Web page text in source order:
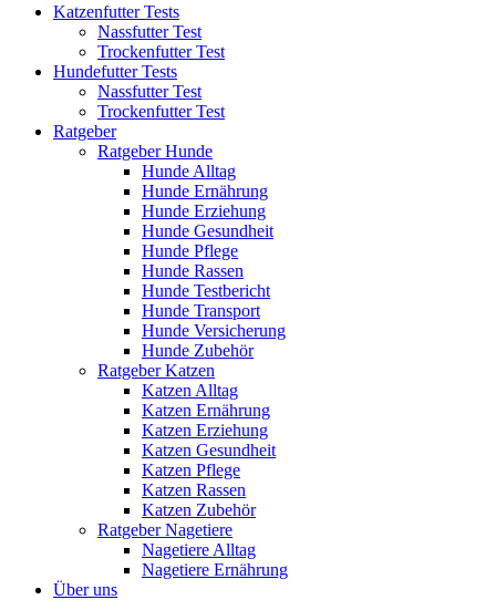
Katzenfutter Tests
Nassfutter Test
Trockenfutter Test
Hundefutter Tests
Nassfutter Test
Trockenfutter Test
Ratgeber
Ratgeber Hunde
Hunde Alltag
Hunde Ernährung
Hunde Erziehung
Hunde Gesundheit
Hunde Pflege
Hunde Rassen
Hunde Testbericht
Hunde Transport
Hunde Versicherung
Hunde Zubehör
Ratgeber Katzen
Katzen Alltag
Katzen Ernährung
Katzen Erziehung
Katzen Gesundheit
Katzen Pflege
Katzen Rassen
Katzen Zubehör
Ratgeber Nagetiere
Nagetiere Alltag
Nagetiere Ernährung
Über uns